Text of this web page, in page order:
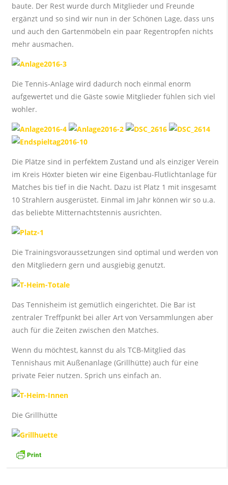
baute. Der Rest wurde durch Mitglieder und Freunde
ergänzt und so sind wir nun in der Schönen Lage, dass uns
und auch den Gartenmöbeln ein paar Regentropfen nichts
mehr ausmachen.
Die Tennis-Anlage wird dadurch noch einmal enorm
aufgewertet und die Gäste sowie Mitglieder fühlen sich viel
wohler.
Die Plätze sind in perfektem Zustand und als einziger Verein
im Kreis Höxter bieten wir eine Eigenbau-Flutlichtanlage für
Matches bis tief in die Nacht. Dazu ist Platz 1 mit insgesamt
10 Strahlern ausgerüstet. Einmal im Jahr können wir so u.a.
das beliebte Mitternachtstennis ausrichten.
Die Trainingsvoraussetzungen sind optimal und werden von
den Mitgliedern gern und ausgiebig genutzt.
Das Tennisheim ist gemütlich eingerichtet. Die Bar ist
zentraler Treffpunkt bei aller Art von Versammlungen aber
auch für die Zeiten zwischen den Matches.
Wenn du möchtest, kannst du als TCB-Mitglied das
Tennishaus mit Außenanlage (Grillhütte) auch für eine
private Feier nutzen. Sprich uns einfach an.
Die Grillhütte